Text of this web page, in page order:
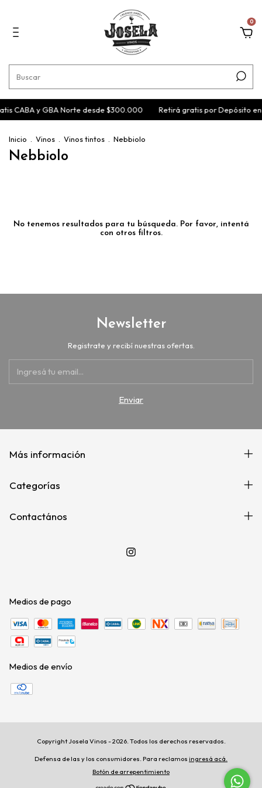
0
CABA y GBA Norte desde $300.000 Retirá gratis por Depósito en
Inicio Vinos Vinos tintos Nebbiolo
Nebbiolo
No tenemos resultados para tu búsqueda. Por favor, intentá
con otros filtros.
Newsletter
Registrate y recibí nuestras ofertas.
Más información
Categorías
Contactános
Medios de pago
Medios de envío
Copyright Josela Vinos - 2026. Todos los derechos reservados.
Defensa de las y los consumidores. Para reclamos ingresá acá.
Botón de arrepentimiento